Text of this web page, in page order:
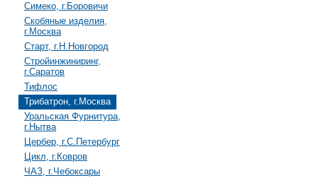
Симеко, г.Боровичи
Скобяные изделия,
г.Москва
Старт, г.Н.Новгород
Стройинжиниринг,
г.Саратов
Тифлос
Трибатрон, г.Москва
Уральская Фурнитура,
г.Нытва
Цербер, г.С.Петербург
Цикл, г.Ковров
ЧАЗ, г.Чебоксары